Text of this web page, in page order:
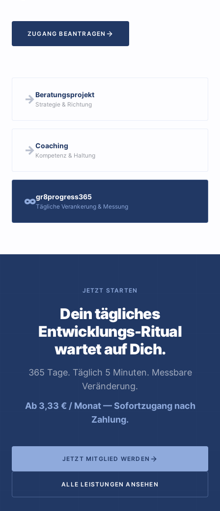
ZUGANG BEANTRAGEN
→Beratungsprojekt
Strategie & Richtung
→Coaching
Kompetenz & Haltung
∞gr8progress365
Tägliche Verankerung & Messung
JETZT STARTEN
Dein tägliches
Entwicklungs-Ritual
wartet auf Dich.
365 Tage. Täglich 5 Minuten. Messbare
Veränderung.
Ab 3,33 € / Monat — Sofortzugang nach
Zahlung.
JETZT MITGLIED WERDEN
ALLE LEISTUNGEN ANSEHEN